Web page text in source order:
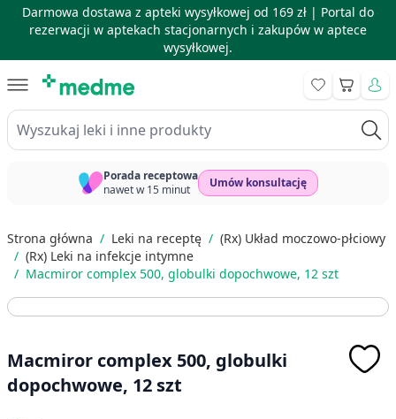
Darmowa dostawa z apteki wysyłkowej od 169 zł | Portal do
rezerwacji w aptekach stacjonarnych i zakupów w aptece
wysyłkowej.
Wyszukaj leki i inne produkty
Koszyk
Porada receptowa
nawet w 15 minut
Umów konsultację
Strona główna / Leki na receptę / (Rx) Układ moczowo-płciowy
/ (Rx) Leki na infekcje intymne
/ Macmiror complex 500, globulki dopochwowe, 12 szt
Macmiror complex 500, globulki
dopochwowe, 12 szt